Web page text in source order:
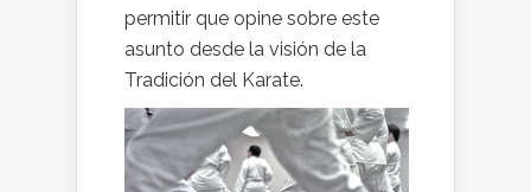
permitir que opine sobre este
asunto desde la visión de la
Tradición del Karate.